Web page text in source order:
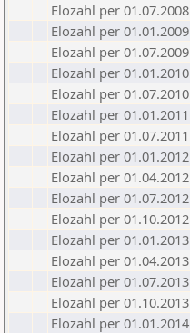
Elozahl per 01.07.2008
Elozahl per 01.01.2009
Elozahl per 01.07.2009
Elozahl per 01.01.2010
Elozahl per 01.07.2010
Elozahl per 01.01.2011
Elozahl per 01.07.2011
Elozahl per 01.01.2012
Elozahl per 01.04.2012
Elozahl per 01.07.2012
Elozahl per 01.10.2012
Elozahl per 01.01.2013
Elozahl per 01.04.2013
Elozahl per 01.07.2013
Elozahl per 01.10.2013
Elozahl per 01.01.2014